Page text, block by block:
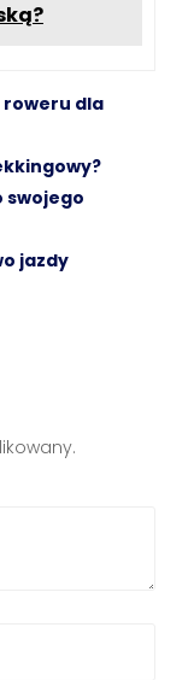
dla
swojego
jazdy